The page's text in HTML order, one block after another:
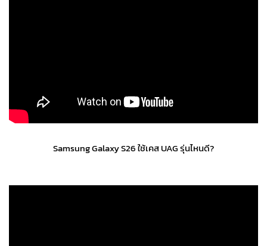
Samsung Galaxy S26 ใช้เคส UAG รุ่นไหนดี?